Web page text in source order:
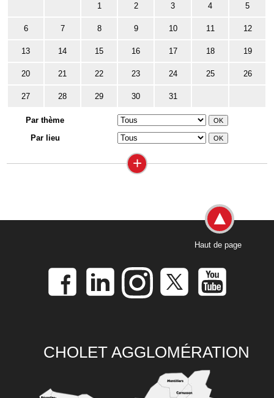
1 2 3 4 5
6 7 8 9 10 11 12
13 14 15 16 17 18 19
20 21 22 23 24 25 26
27 28 29 30 31
Par thème
Par lieu
+
Haut de page
CHOLET AGGLOMÉRATION